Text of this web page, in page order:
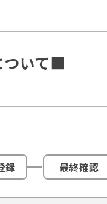
ついて■
録 最終確認